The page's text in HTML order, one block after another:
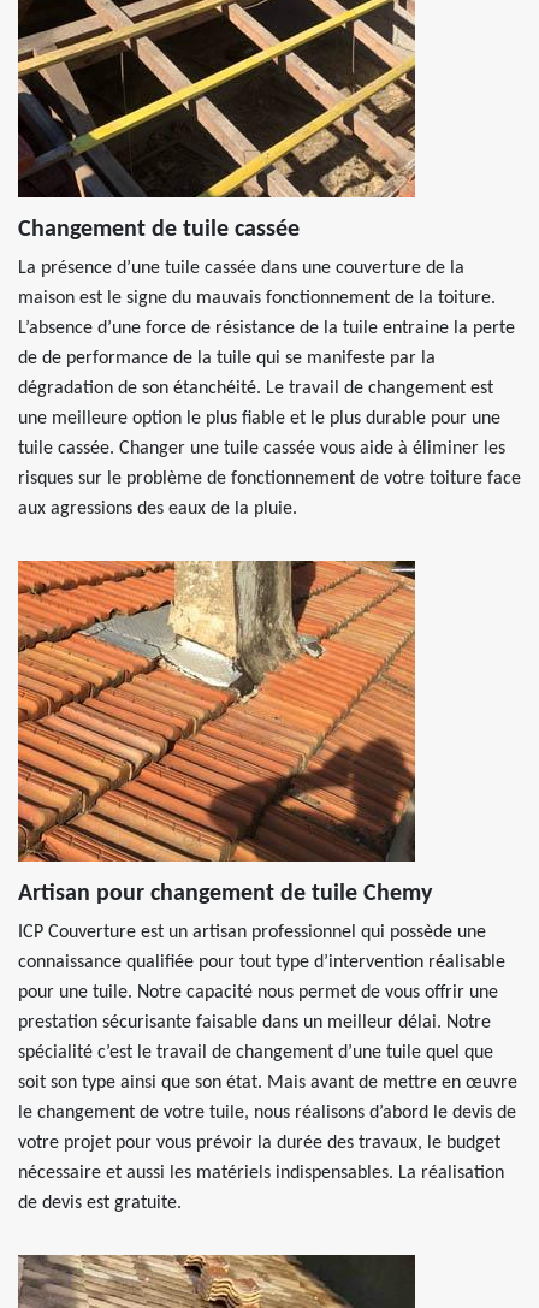
Changement de tuile cassée
La présence d’une tuile cassée dans une couverture de la
maison est le signe du mauvais fonctionnement de la toiture.
L’absence d’une force de résistance de la tuile entraine la perte
de de performance de la tuile qui se manifeste par la
dégradation de son étanchéité. Le travail de changement est
une meilleure option le plus fiable et le plus durable pour une
tuile cassée. Changer une tuile cassée vous aide à éliminer les
risques sur le problème de fonctionnement de votre toiture face
aux agressions des eaux de la pluie.
Artisan pour changement de tuile Chemy
ICP Couverture est un artisan professionnel qui possède une
connaissance qualifiée pour tout type d’intervention réalisable
pour une tuile. Notre capacité nous permet de vous offrir une
prestation sécurisante faisable dans un meilleur délai. Notre
spécialité c’est le travail de changement d’une tuile quel que
soit son type ainsi que son état. Mais avant de mettre en œuvre
le changement de votre tuile, nous réalisons d’abord le devis de
votre projet pour vous prévoir la durée des travaux, le budget
nécessaire et aussi les matériels indispensables. La réalisation
de devis est gratuite.